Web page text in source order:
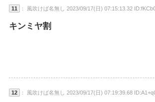
11 ： 風吹けば名無し 2023/09/17(日) 07:15:13.32
キンミヤ割
12 ： 風吹けば名無し 2023/09/17(日) 07:19:39.68